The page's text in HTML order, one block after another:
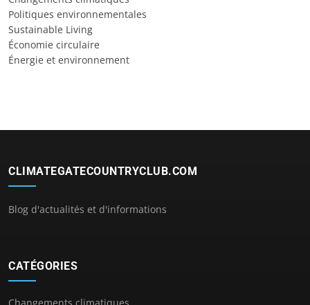
Politiques environnementales
Sustainable Living
Économie circulaire
Énergie et environnement
CLIMATEGATECOUNTRYCLUB.COM
Blog d'actualités et d'informations
CATÉGORIES